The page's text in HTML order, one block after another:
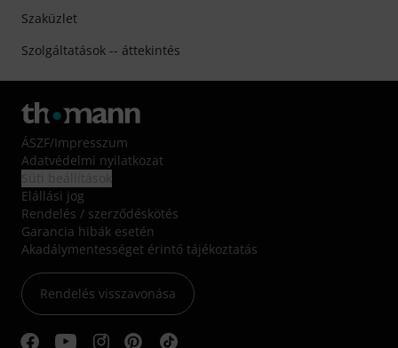
Szaküzlet
Szolgáltatások -- áttekintés
ÁSZF/Impresszum
Adatvédelmi nyilatkozat
Elállási jog
Rendelés / szerződéskötés
Garancia hibák esetén
Akadálymentességet érintő tájékoztatás
Rendelés visszavonása